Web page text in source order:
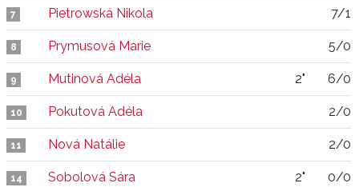
7 Pietrowská Nikola 7/1
8 Prymusová Marie 5/0
9 Mutinová Adéla 2" 6/0
10 Pokutová Adéla 2/0
11 Nová Natálie 2/0
14 Sobolová Sára 2" 0/0